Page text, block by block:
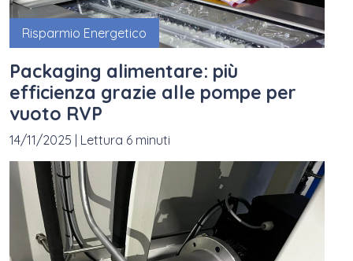
Risparmio Energetico
Packaging alimentare: più
efficienza grazie alle pompe per
vuoto RVP
14/11/2025 Lettura 6 minuti